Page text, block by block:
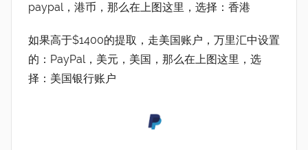
paypal，港币，那么在上图这里，选择：香港
如果高于$1400的提取，走美国账户，万里汇中设置
的：PayPal，美元，美国，那么在上图这里，选
择：美国银行账户